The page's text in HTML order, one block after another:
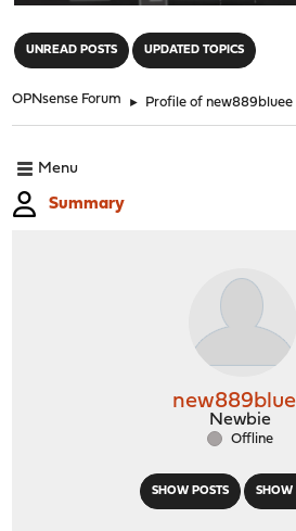
UNREAD POSTS UPDATED TOPICS
OPNsense Forum ► Profile of new889bluee
Menu
Summary
SHOW POSTS SHOW
Newbie
Offline